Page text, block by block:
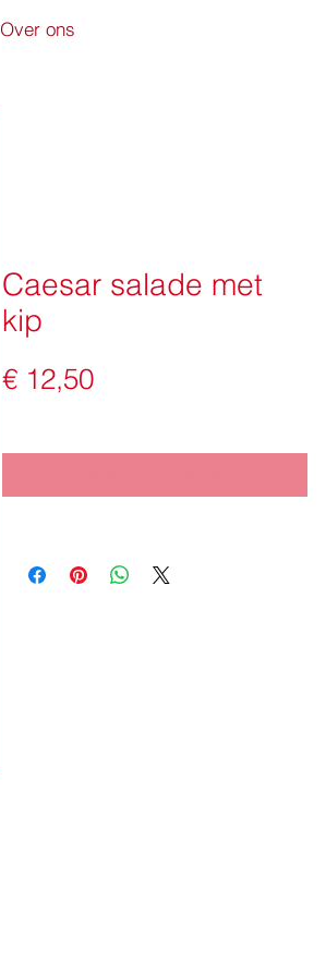
Over ons
Caesar salade met
kip
€ 12,50Prijs